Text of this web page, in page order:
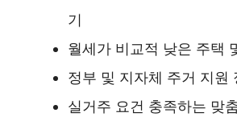
기
월세가 비교적 낮은 주택
정부 및 지자체 주거 지원
실거주 요건 충족하는 맞